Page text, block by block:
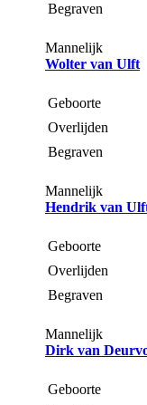
Begraven
Mannelijk
Wolter van Ulft
Geboorte
Overlijden
Begraven
Mannelijk
Hendrik van
Geboorte
Overlijden
Begraven
Mannelijk
Dirk van
Geboorte